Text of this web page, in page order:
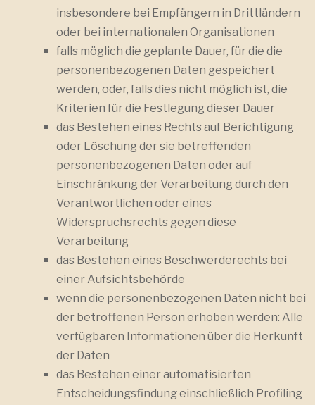
insbesondere bei Empfängern in Drittländern
oder bei internationalen Organisationen
falls möglich die geplante Dauer, für die die
personenbezogenen Daten gespeichert
werden, oder, falls dies nicht möglich ist, die
Kriterien für die Festlegung dieser Dauer
das Bestehen eines Rechts auf Berichtigung
oder Löschung der sie betreffenden
personenbezogenen Daten oder auf
Einschränkung der Verarbeitung durch den
Verantwortlichen oder eines
Widerspruchsrechts gegen diese
Verarbeitung
das Bestehen eines Beschwerderechts bei
einer Aufsichtsbehörde
wenn die personenbezogenen Daten nicht bei
der betroffenen Person erhoben werden: Alle
verfügbaren Informationen über die Herkunft
der Daten
das Bestehen einer automatisierten
Entscheidungsfindung einschließlich Profiling